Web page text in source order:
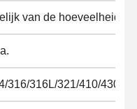
van de hoeveelheid
316/316L/321/410/430..